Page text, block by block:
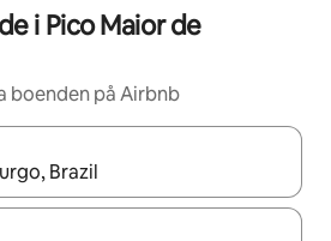
i Pico Maior de
boenden på Airbnb
kan du navigera med upp- och